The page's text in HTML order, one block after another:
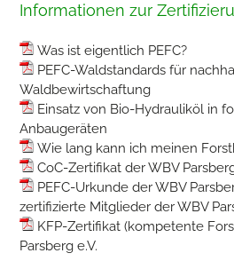
Informationen zur
Was ist eigentlich PEFC?
PEFC-Waldstandards für
Waldbewirtschaftung
Einsatz von Bio-Hydrauliköl in
Anbaugeräten
Wie lang kann ich meinen
CoC-Zertifikat der WBV
PEFC-Urkunde der WBV
zertifizierte Mitglieder der WBV
KFP-Zertifikat (kompetente
Parsberg e.V.